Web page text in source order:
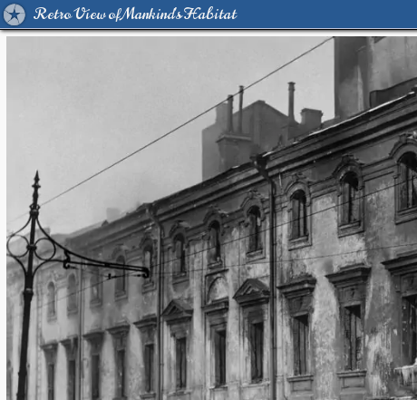
Retro View of Mankind's Habitat